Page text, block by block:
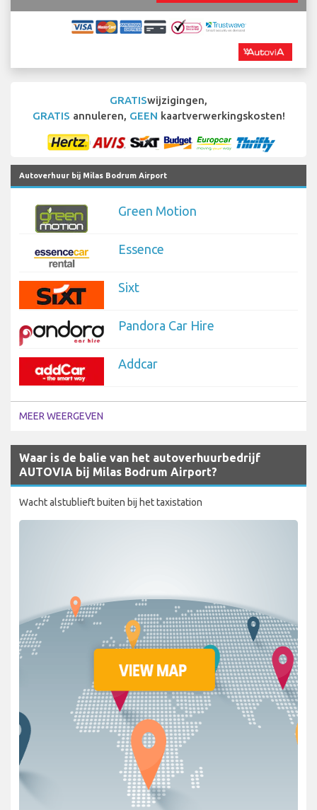
GRATISwijzigingen,
GRATIS annuleren, GEEN kaartverwerkingskosten!
Autoverhuur bij Milas Bodrum Airport
Green Motion
Essence
Sixt
Pandora Car Hire
Addcar
MEER WEERGEVEN
Waar is de balie van het autoverhuurbedrijf
AUTOVIA bij Milas Bodrum Airport?
Wacht alstublieft buiten bij het taxistation